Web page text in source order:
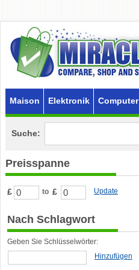
Maison Elektronik Computer
Suche:
Preisspanne
£ to £ Update
Nach Schlagwort
Geben Sie Schlüsselwörter:
Hinzufügen